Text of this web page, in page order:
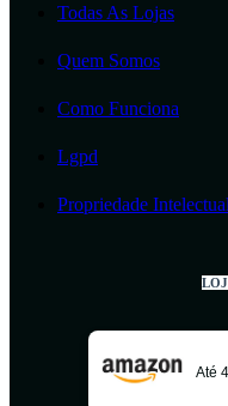
Todas As Lojas
Quem Somos
Como Funciona
Lgpd
Propriedade Intelectual
Até